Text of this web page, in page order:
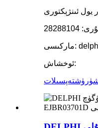
يول ئىنژېكتورى
ئوخشاش:
تەپسىلات